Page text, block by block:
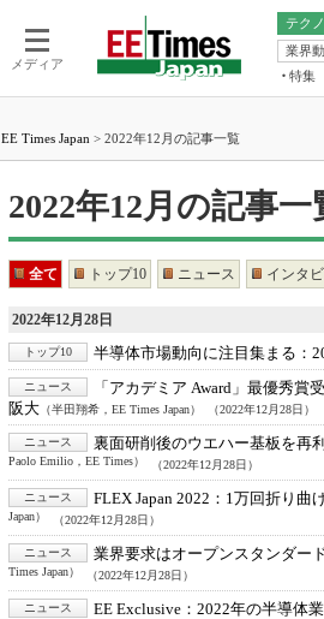
メディア
テク
電池／エネルギ
アナ
マ
業界
特集
大山聡の
ック
世界を「
踊るバズ
Buzzword
この10年
製品分解
光伝送技
改革、執
EE Times Japan > 2022年12月の記事一覧
2022年12月の記事一
全て トップ10 ニュース インタ
2022年12月28日
トップ10 半導体市場動向に注目集まる：
ニュース 「アカデミア Award」最優秀賞
阪大 （半田翔希，EE Times Japan） （2022年12月28日）
ニュース 裏面研削後のウエハー基板を再
Paolo Emilio，EE Times） （2022年12月28日）
ニュース FLEX Japan 2022： 1万回折り曲
Japan） （2022年12月28日）
ニュース 業界要求はオープンスタンダー
Times Japan） （2022年12月28日）
ニュース EE Exclusive： 2022年の半導体